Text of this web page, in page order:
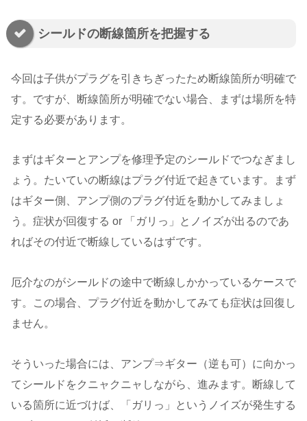
シールドの断線箇所を把握する
今回は子供がプラグを引きちぎったため断線箇所が明確で
す。ですが、断線箇所が明確でない場合、まずは場所を特
定する必要があります。
まずはギターとアンプを修理予定のシールドでつなぎまし
ょう。たいていの断線はプラグ付近で起きています。まず
はギター側、アンプ側のプラグ付近を動かしてみましょ
う。症状が回復する or 「ガリっ」とノイズが出るのであ
ればその付近で断線しているはずです。
厄介なのがシールドの途中で断線しかかっているケースで
す。この場合、プラグ付近を動かしてみても症状は回復し
ません。
そういった場合には、アンプ⇒ギター（逆も可）に向かっ
てシールドをクニャクニャしながら、進みます。断線して
いる箇所に近づけば、「ガリっ」というノイズが発生する